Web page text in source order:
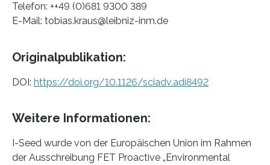
Telefon: ++49 (0)681 9300 389
E-Mail: tobias.kraus@leibniz-inm.de
Originalpublikation:
DOI: https://doi.org/10.1126/sciadv.adi8492
Weitere Informationen:
I-Seed wurde von der Europäischen Union im Rahmen
der Ausschreibung FET Proactive „Environmental